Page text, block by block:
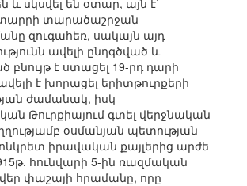
և սկսվել են օտար, այն է`
տարրի տարածաշրջան
զուգահեռ, սակայն այդ
ավելի ընդգծված և
է ստացել 19-րդ դարի
է խորացել երիտթուրքերի
ժամանակ, իսկ
Թուրքիայում գտել վերջնական
օսմանյան պետության
իրավական քայլերից արժե
հունվարի 5-ին ռազմական
փաշայի հրամանը, որը